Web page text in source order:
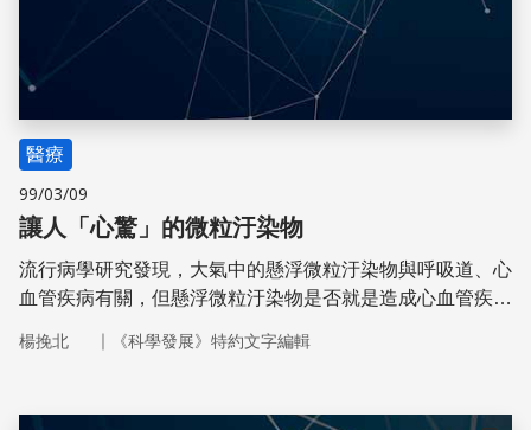
醫療
99/03/09
讓人「心驚」的微粒汙染物
流行病學研究發現，大氣中的懸浮微粒汙染物與呼吸道、心
血管疾病有關，但懸浮微粒汙染物是否就是造成心血管疾病
楊挽北 ｜ 《科學發展》特約文字編輯